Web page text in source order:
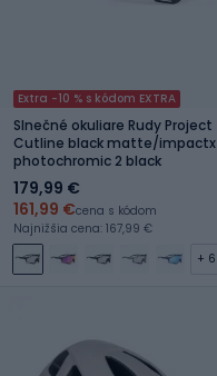
Extra -10 % s kódom EXTRA
Slnečné okuliare Rudy Project
Cutline black matte/impactx
photochromic 2 black
179,99 €
161,99 €cena s kódom
Najnižšia cena: 167,99 €
+ 6